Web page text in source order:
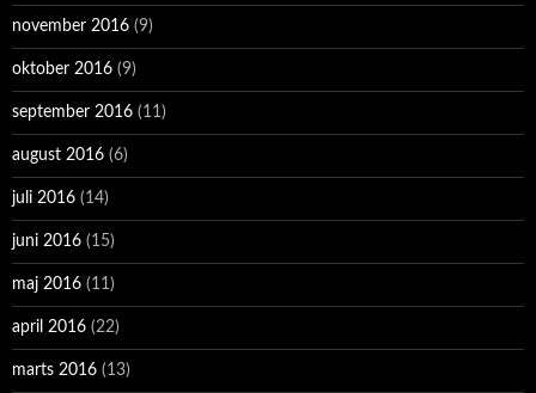
november 2016 (9)
oktober 2016 (9)
september 2016 (11)
august 2016 (6)
juli 2016 (14)
juni 2016 (15)
maj 2016 (11)
april 2016 (22)
marts 2016 (13)